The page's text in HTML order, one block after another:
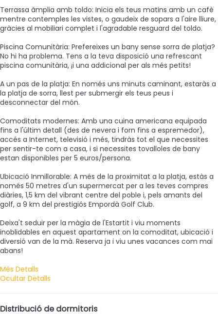
Terrassa àmplia amb toldo: Inicia els teus matins amb un cafè
mentre contemples les vistes, o gaudeix de sopars a l'aire lliure,
gràcies al mobiliari complet i l'agradable resguard del toldo.
Piscina Comunitària: Prefereixes un bany sense sorra de platja?
No hi ha problema. Tens a la teva disposició una refrescant
piscina comunitària, ¡i una addicional per als més petits!
A un pas de la platja: En només uns minuts caminant, estaràs a
la platja de sorra, llest per submergir els teus peus i
desconnectar del món.
Comoditats modernes: Amb una cuina americana equipada
fins a l'últim detall (des de nevera i forn fins a espremedor),
accés a Internet, televisió i més, tindràs tot el que necessites
per sentir-te com a casa, i si necessites tovalloles de bany
estan disponibles per 5 euros/persona.
Ubicació Inmillorable: A més de la proximitat a la platja, estàs a
només 50 metres d'un supermercat per a les teves compres
diàries, 1,5 km del vibrant centre del poble i, pels amants del
golf, a 9 km del prestigiós Empordà Golf Club.
Deixa't seduir per la màgia de l'Estartit i viu moments
inoblidables en aquest apartament on la comoditat, ubicació i
diversió van de la mà. Reserva ja i viu unes vacances com mai
abans!
Més Detalls
Ocultar Detalls
Distribució de dormitoris